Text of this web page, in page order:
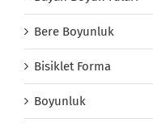
Bere Boyunluk
Bisiklet Forma
Boyunluk